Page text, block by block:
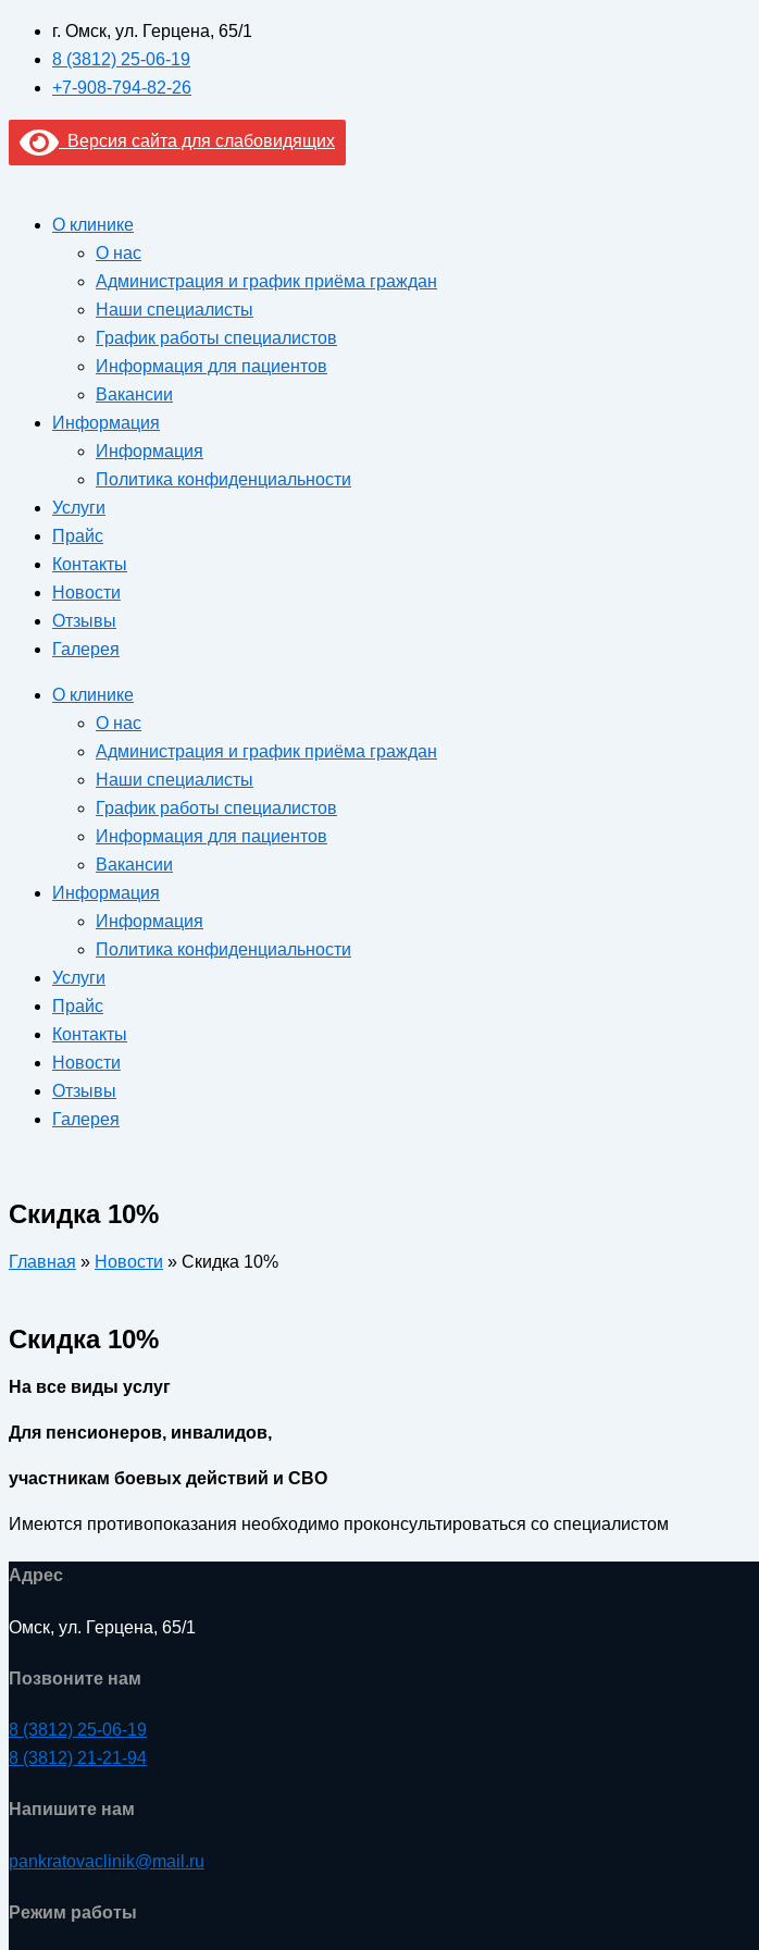
г. Омск, ул. Герцена, 65/1
8 (3812) 25-06-19
+7-908-794-82-26
Версия сайта для слабовидящих
О клинике
О нас
Администрация и график приёма граждан
Наши специалисты
График работы специалистов
Информация для пациентов
Вакансии
Информация
Информация
Политика конфиденциальности
Услуги
Прайс
Контакты
Новости
Отзывы
Галерея
О клинике
О нас
Администрация и график приёма граждан
Наши специалисты
График работы специалистов
Информация для пациентов
Вакансии
Информация
Информация
Политика конфиденциальности
Услуги
Прайс
Контакты
Новости
Отзывы
Галерея
Скидка 10%
Главная » Новости » Скидка 10%
Скидка 10%
На все виды услуг
Для пенсионеров, инвалидов,
участникам боевых действий и СВО
Имеются противопоказания необходимо проконсультироваться со специалистом
Адрес
Омск, ул. Герцена, 65/1
Позвоните нам
8 (3812) 25-06-19
8 (3812) 21-21-94
Напишите нам
pankratovaclinik@mail.ru
Режим работы